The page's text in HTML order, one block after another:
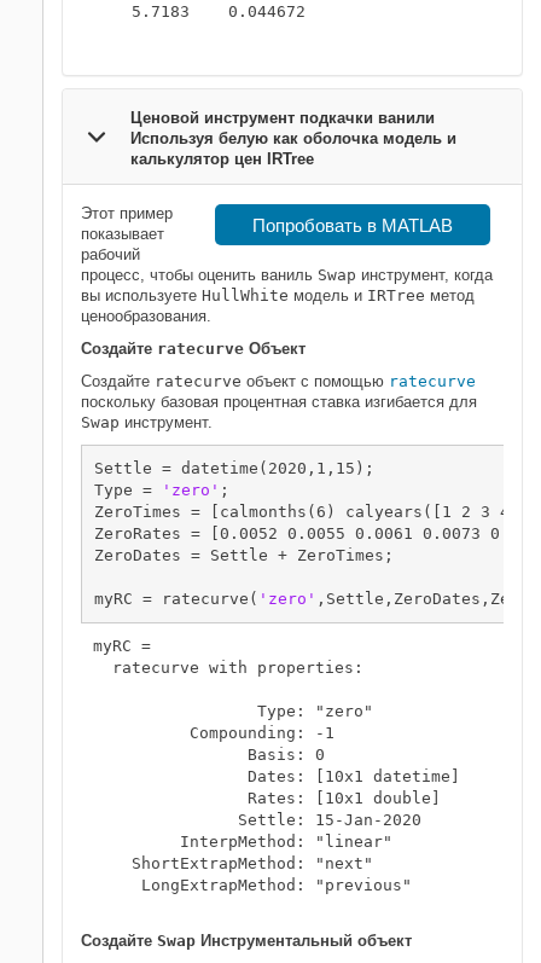
    5.7183    0.044672
Ценовой инструмент подкачки ванили
Используя белую как оболочка модель и
калькулятор цен IRTree
Попробовать в MATLAB
Этот пример
показывает
рабочий
процесс, чтобы оценить ваниль Swap инструмент, когда
вы используете HullWhite модель и IRTree метод
ценообразования.
Создайте ratecurve Объект
Создайте ratecurve объект с помощью ratecurve
поскольку базовая процентная ставка изгибается для
Swap инструмент.
Settle = datetime(2020,1,15);
Type =
'zero' ;
ZeroTimes = [calmonths(6) calyears([1 2 3 4
ZeroRates = [0.0052 0.0055 0.0061 0.0073
ZeroDates = Settle + ZeroTimes;
myRC = ratecurve( 'zero'
myRC =
  ratecurve with properties:
                 Type: "zero"
          Compounding: -1
                Basis: 0
                Dates: [10x1 datetime]
                Rates: [10x1 double]
               Settle: 15-Jan-2020
         InterpMethod: "linear"
    ShortExtrapMethod: "next"
     LongExtrapMethod: "previous"
Создайте Swap Инструментальный объект